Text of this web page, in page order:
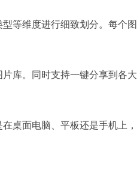
等维度进行细致划分。每个
库。同时支持一键分享到各
桌面电脑、平板还是手机上